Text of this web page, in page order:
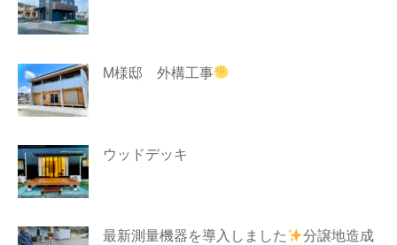
M様邸 外構工事
ウッドデッキ
最新測量機器を導入しました
分譲地造成